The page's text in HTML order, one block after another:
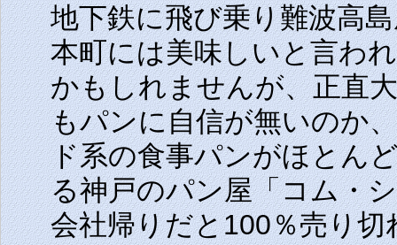
地下鉄に飛び乗り難波高
本町には美味しいと言わ
かもしれませんが、正直
もパンに自信が無いのか
ド系の食事パンがほとん
る神戸のパン屋「コム・
会社帰りだと100％売り